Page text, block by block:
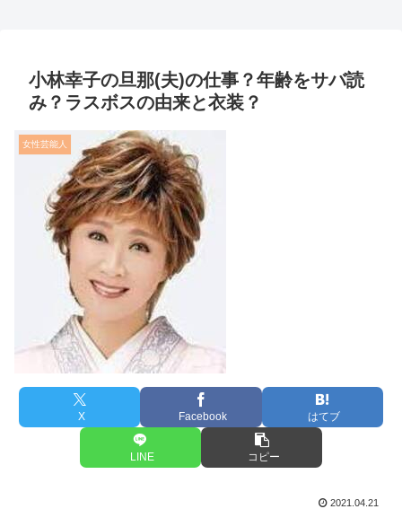
小林幸子の旦那(夫)の仕事？年齢をサバ読
み？ラスボスの由来と衣装？
女性芸能人
X Facebook はてブ
LINE コピー
2021.04.21